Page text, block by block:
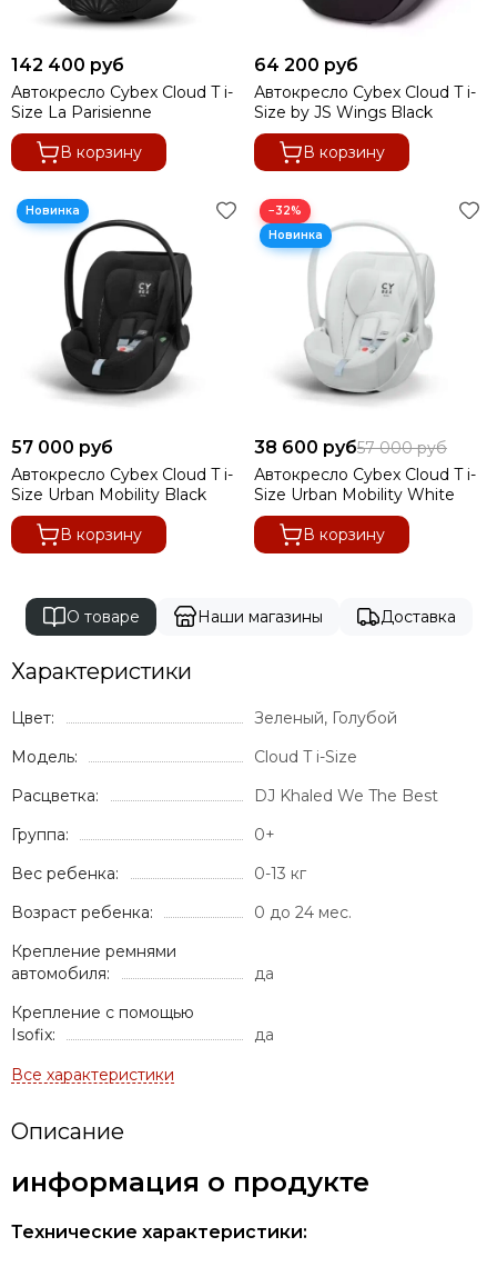
142 400 руб
Автокресло Cybex Cloud T i-
Size La Parisienne
В корзину
64 200 руб
Автокресло Cybex Cloud T i-
Size by JS Wings Black
В корзину
57 000 руб
Автокресло Cybex Cloud T i-
Size Urban Mobility Black
В корзину
−32%
38 600 руб57 000 руб
Автокресло Cybex Cloud T i-
Size Urban Mobility White
В корзину
О товаре Наши магазины Доставка
Характеристики
Цвет:
Зеленый, Голубой
Модель:
Cloud T i-Size
Расцветка:
DJ Khaled We The Best
Группа:
0+
Вес ребенка:
0-13 кг
Возраст ребенка:
0 до 24 мес.
Крепление ремнями
автомобиля:
да
Крепление с помощью
Isofix:
да
Описание
информация о продукте
Технические характеристики: